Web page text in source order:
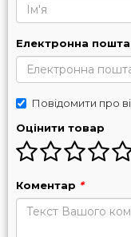
Електронна пошта
Повідомити про
Оцінити товар
Коментар *